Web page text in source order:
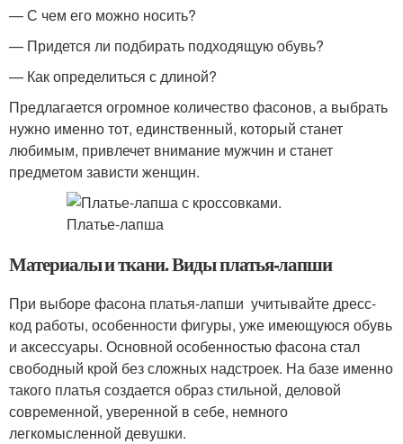
— С чем его можно носить?
— Придется ли подбирать подходящую обувь?
— Как определиться с длиной?
Предлагается огромное количество фасонов, а выбрать
нужно именно тот, единственный, который станет
любимым, привлечет внимание мужчин и станет
предметом зависти женщин.
Материалы и ткани. Виды платья-лапши
При выборе фасона платья-лапши учитывайте дресс-
код работы, особенности фигуры, уже имеющуюся обувь
и аксессуары. Основной особенностью фасона стал
свободный крой без сложных надстроек. На базе именно
такого платья создается образ стильной, деловой
современной, уверенной в себе, немного
легкомысленной девушки.